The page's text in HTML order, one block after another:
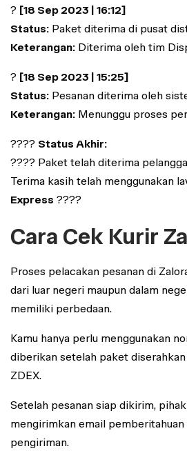
? [18 Sep 2023 | 16:12]
Status: Paket diterima di pusat
Keterangan: Diterima oleh tim
? [18 Sep 2023 | 15:25]
Status: Pesanan diterima oleh
Keterangan: Menunggu proses
???? Status Akhir:
???? Paket telah diterima
Terima kasih telah menggunakan
Express ????
Cara Cek Kurir
Proses pelacakan pesanan di
dari luar negeri maupun dalam
memiliki perbedaan.
Kamu hanya perlu menggunakan
diberikan setelah paket
ZDEX.
Setelah pesanan siap dikirim,
mengirimkan email
pengiriman.